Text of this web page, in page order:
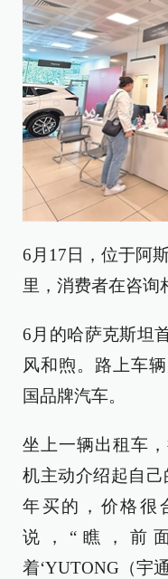
6月17日，位于阿
里，消费者在咨询
6月的哈萨克斯坦
风和煦。路上车
国品牌汽车。
坐上一辆出租车
机主动介绍起自
年买的，价格很
说，“瞧，前
着‘YUTONG（宇